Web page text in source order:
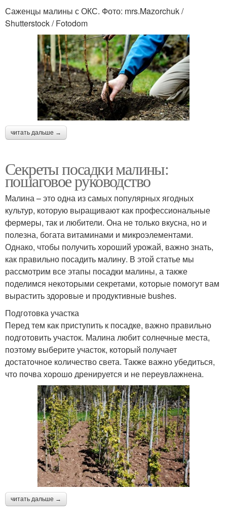
Саженцы малины с ОКС. Фото: mrs.Mazorchuk /
Shutterstock / Fotodom
читать дальше →
Секреты посадки малины:
пошаговое руководство
Малина – это одна из самых популярных ягодных
культур, которую выращивают как профессиональные
фермеры, так и любители. Она не только вкусна, но и
полезна, богата витаминами и микроэлементами.
Однако, чтобы получить хороший урожай, важно знать,
как правильно посадить малину. В этой статье мы
рассмотрим все этапы посадки малины, а также
поделимся некоторыми секретами, которые помогут вам
вырастить здоровые и продуктивные bushes.
Подготовка участка
Перед тем как приступить к посадке, важно правильно
подготовить участок. Малина любит солнечные места,
поэтому выберите участок, который получает
достаточное количество света. Также важно убедиться,
что почва хорошо дренируется и не переувлажнена.
читать дальше →